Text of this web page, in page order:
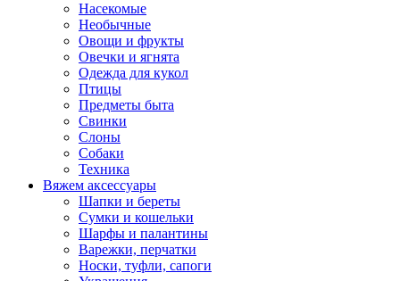
Насекомые
Необычные
Овощи и фрукты
Овечки и ягнята
Одежда для кукол
Птицы
Предметы быта
Свинки
Слоны
Собаки
Техника
Вяжем аксессуары
Шапки и береты
Сумки и кошельки
Шарфы и палантины
Варежки, перчатки
Носки, туфли, сапоги